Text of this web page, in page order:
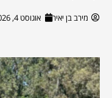
מירב בן יאיר אוגוסט 4, 2026